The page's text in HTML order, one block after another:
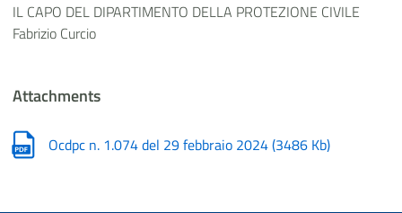
IL CAPO DEL DIPARTIMENTO DELLA PROTEZIONE CIVILE
Fabrizio Curcio
Attachments
Ocdpc n. 1.074 del 29 febbraio 2024(3486 Kb)